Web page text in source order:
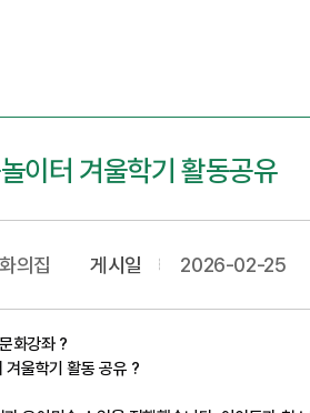
이터 겨울학기 활동공유
의집 게시일 2026-02-25
화강좌?
겨울학기 활동 공유 ?